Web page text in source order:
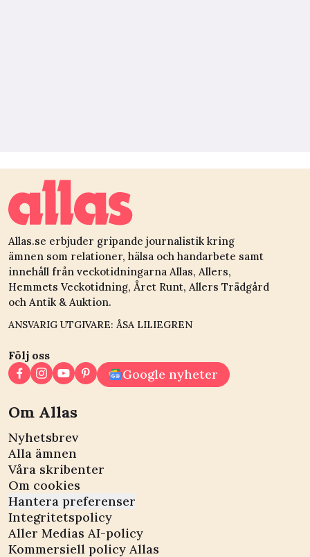
Allas.se erbjuder gripande journalistik kring
ämnen som relationer, hälsa och handarbete samt
innehåll från veckotidningarna Allas, Allers,
Hemmets Veckotidning, Året Runt, Allers Trädgård
och Antik & Auktion.
ANSVARIG UTGIVARE: ÅSA LILIEGREN
Följ oss
Google nyheter
Om Allas
Nyhetsbrev
Alla ämnen
Våra skribenter
Om cookies
Hantera preferenser
Integritetspolicy
Aller Medias AI-policy
Kommersiell policy Allas